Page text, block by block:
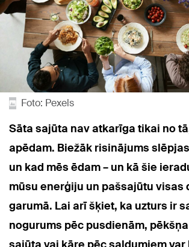
Foto: Pexels
Sāta sajūta nav atkarīga tikai no
apēdam. Biežāk risinājums
un kad mēs ēdam – un kā šie
mūsu enerģiju un pašsajūtu visas
garumā. Lai arī šķiet, ka uzturs ir
nogurums pēc pusdienām,